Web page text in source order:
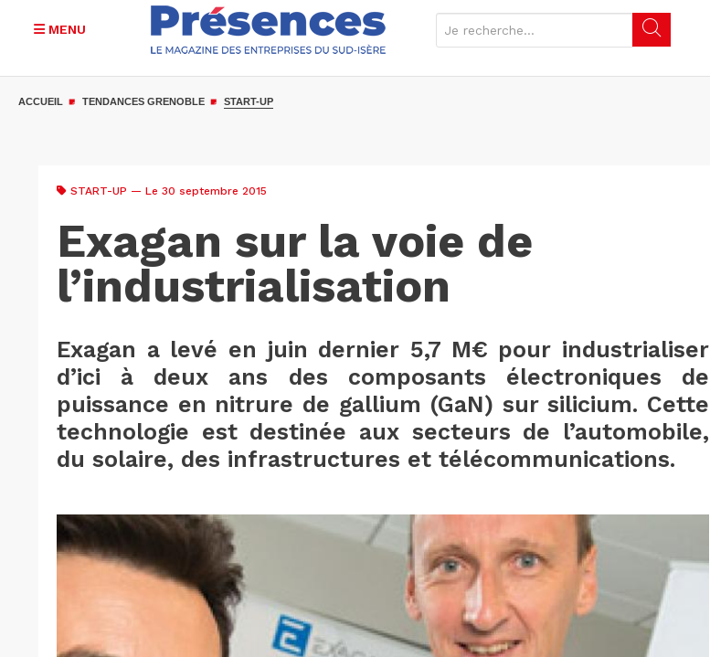
MENU
ACCUEIL TENDANCES GRENOBLE START-UP
START-UP — Le 30 septembre 2015
Exagan sur la voie de
l’industrialisation
Exagan a levé en juin dernier 5,7 M€ pour industrialiser
d’ici à deux ans des composants électroniques de
puissance en nitrure de gallium (GaN) sur silicium. Cette
technologie est destinée aux secteurs de l’automobile,
du solaire, des infrastructures et télécommunications.